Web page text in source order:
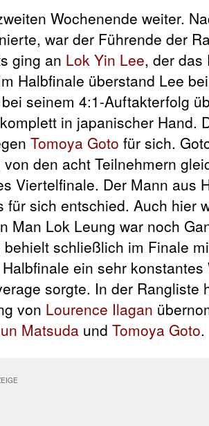
Wochenende weiter.
war der Führende der
ging an Lok Yin Lee, der das
Halbfinale überstand Lee
seinem 4:1-Auftakterfolg
in japanischer Hand.
Tomoya Goto für sich.
den acht Teilnehmern
Viertelfinale. Der Mann aus
sich entschied. Auch hier
Man Lok Leung war noch
schließlich im Finale
ein sehr konstantes
sorgte. In der Rangliste
von Lourence Ilagan
Matsuda und Tomoya Goto.